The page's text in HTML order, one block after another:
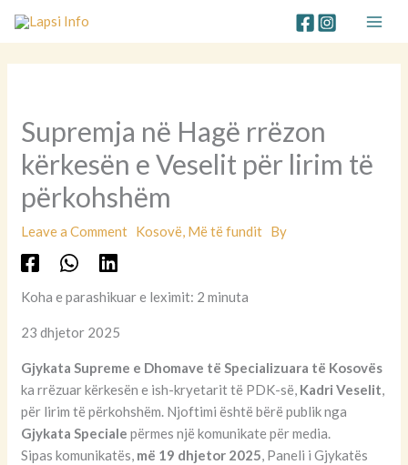
Supremja në Hagë rrëzon
kërkesën e Veselit për lirim të
përkohshëm
Leave a Comment Kosovë, Më të fundit By
Koha e parashikuar e leximit: 2 minuta
23 dhjetor 2025
Gjykata Supreme e Dhomave të Specializuara të Kosovës
ka rrëzuar kërkesën e ish-kryetarit të PDK-së, Kadri Veselit,
për lirim të përkohshëm. Njoftimi është bërë publik nga
Gjykata Speciale përmes një komunikate për media.
Sipas komunikatës, më 19 dhjetor 2025, Paneli i Gjykatës